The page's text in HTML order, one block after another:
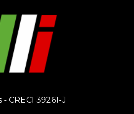
CRECI 39261-J